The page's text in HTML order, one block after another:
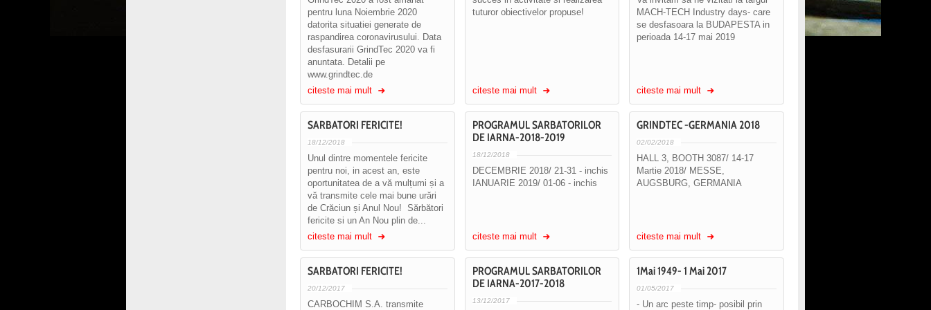
pentru luna Noiembrie 2020
datorita situatiei generate de
raspandirea coronavirusului. Data
desfasurarii GrindTec 2020 va fi
anuntata. Detalii pe
www.grindtec.de
citeste mai mult
tuturor obiectivelor propuse!
citeste mai mult
MACH-TECH Industry days- care
se desfasoara la BUDAPESTA in
perioada 14-17 mai 2019
citeste mai mult
SARBATORI FERICITE!
18/12/2018
Unul dintre momentele fericite
pentru noi, in acest an, este
oportunitatea de a vă mulțumi și a
vă transmite cele mai bune urări
de Crăciun și Anul Nou! Sărbători
fericite si un An Nou plin de...
citeste mai mult
PROGRAMUL SARBATORILOR
DE IARNA-2018-2019
18/12/2018
DECEMBRIE 2018/ 21-31 - inchis
IANUARIE 2019/ 01-06 - inchis
citeste mai mult
GRINDTEC -GERMANIA 2018
02/02/2018
HALL 3, BOOTH 3087/ 14-17
Martie 2018/ MESSE,
AUGSBURG, GERMANIA
citeste mai mult
SARBATORI FERICITE!
20/12/2017
CARBOCHIM S.A. transmite
PROGRAMUL SARBATORILOR
DE IARNA-2017-2018
13/12/2017
1Mai 1949- 1 Mai 2017
01/05/2017
- Un arc peste timp- posibil prin